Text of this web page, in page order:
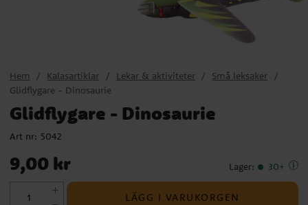
Hem Kalasartiklar Lekar & aktiviteter
Små leksaker
Glidflygare - Dinosaurie
Glidflygare - Dinosaurie
Art nr: 5042
Pris :9,00 kr
9,00 kr Lager: 30+
LÄGG I VARUKORGEN